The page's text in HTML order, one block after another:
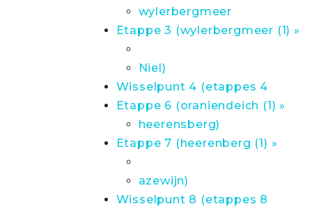
wylerbergmeer
Etappe 3 (wylerbergmeer (1) »
Niel)
Wisselpunt 4 (etappes 4
Etappe 6 (oraniendeich (1) »
heerensberg)
Etappe 7 (heerenberg (1) »
azewijn)
Wisselpunt 8 (etappes 8